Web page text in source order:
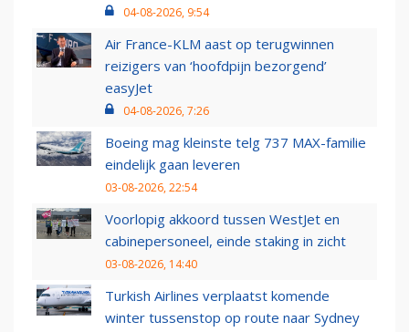
04-08-2026, 9:54
Air France-KLM aast op terugwinnen
reizigers van ‘hoofdpijn bezorgend’
easyJet
04-08-2026, 7:26
Boeing mag kleinste telg 737 MAX-familie
eindelijk gaan leveren
03-08-2026, 22:54
Voorlopig akkoord tussen WestJet en
cabinepersoneel, einde staking in zicht
03-08-2026, 14:40
Turkish Airlines verplaatst komende
winter tussenstop op route naar Sydney